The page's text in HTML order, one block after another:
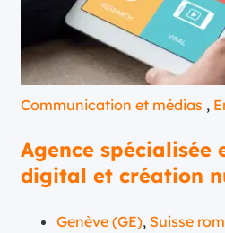
Communication et médias ,
Agence spécialisée
digital et création
Genève (GE), Suisse